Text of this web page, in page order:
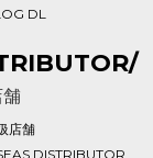
DL
店舗
DISTRIBUTOR